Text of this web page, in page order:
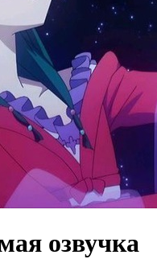
озвучка